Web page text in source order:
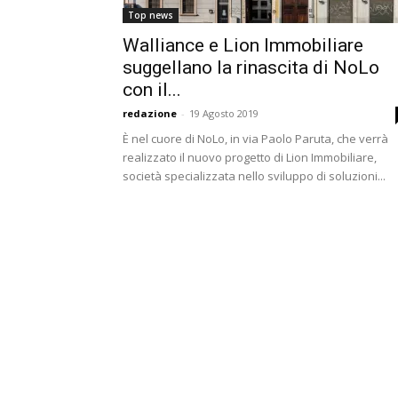
Top news
Walliance e Lion Immobiliare
suggellano la rinascita di NoLo
con il...
redazione - 19 Agosto 2019
È nel cuore di NoLo, in via Paolo Paruta, che verrà
realizzato il nuovo progetto di Lion Immobiliare,
società specializzata nello sviluppo di soluzioni...